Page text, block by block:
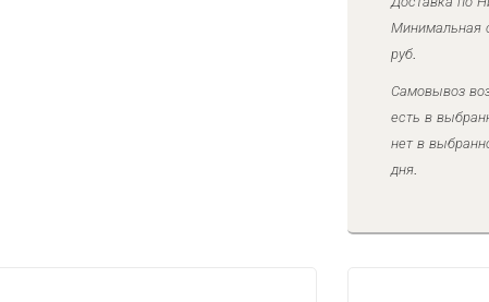
Минимальная
руб.
Самовывоз
есть в
нет в
дня.